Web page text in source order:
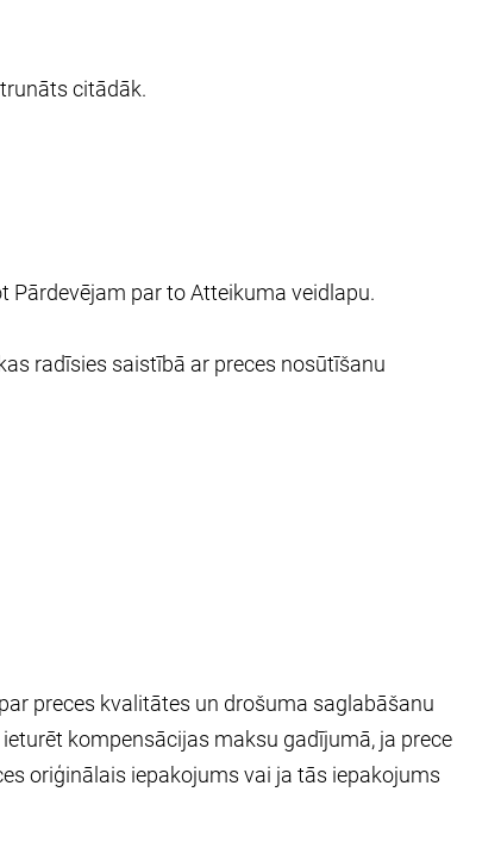
citādāk.
Pārdevējam par to Atteikuma veidlapu.
radīsies saistībā ar preces nosūtīšanu
preces kvalitātes un drošuma saglabāšanu
kompensācijas maksu gadījumā, ja prece
oriģinālais iepakojums vai ja tās iepakojums